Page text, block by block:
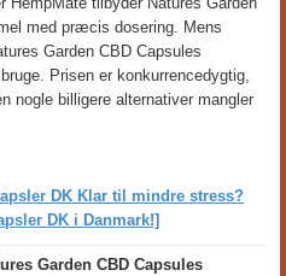
med præcis dosering. Mens
Garden CBD Capsules
Prisen er konkurrencedygtig,
nogle billigere alternativer mangler
DK Klar til mindre stress?
DK i Danmark!]
Garden CBD Capsules